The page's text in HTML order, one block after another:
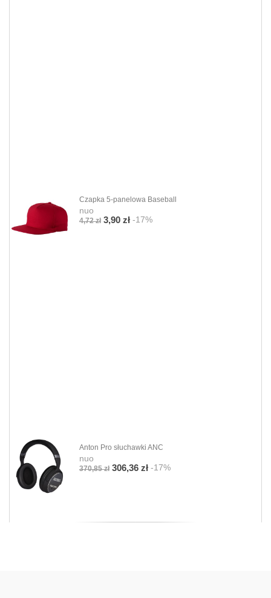
Czapka 5-panelowa Baseball
nuo
4,72 zł 3,90 zł -17%
Anton Pro słuchawki ANC
nuo
370,85 zł 306,36 zł -17%